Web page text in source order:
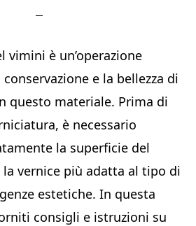
vimini è un’operazione
e la bellezza di
questo materiale. Prima di
è necessario
la superficie del
vernice più adatta al tipo di
estetiche. In questa
consigli e istruzioni su